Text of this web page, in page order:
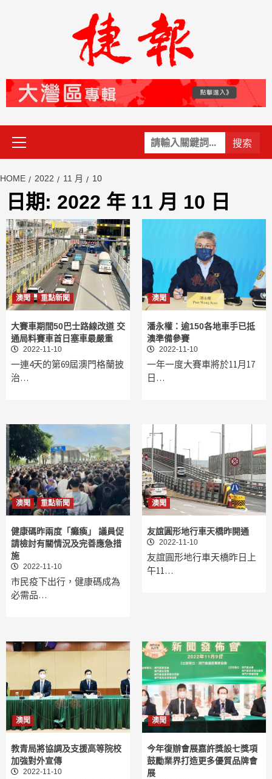
關
鍵
Primary
Menu
HOME 2022 11 月 10
日期: 2022 年 11 月 10 日
澳聞 重點新聞
大賽車期間50巴士路線改道 交
通局料賽車首日塞車最嚴重
2022-11-10
一連4天的第69屆澳門格蘭披
治…
澳聞
潘永權：逾150各地車手已抵
澳準備參賽
2022-11-10
一年一度大賽車將於11月17
日…
澳聞 重點新聞
健康碼昨兩度「癱瘓」 議員促
請檢討有關情況及完善應急措
施
2022-11-10
市民疫下出行，健康碼成為
必需品…
澳聞
友誼圓形地行車天橋昨開通
2022-11-10
友誼圓形地行車天橋昨日上
午11…
澳聞
教青局將協調及支援高等院校
加強對外宣傳
2022-11-10
澳聞
今年復辦會展嘉許獎設七獎項
鼓勵業界打造更多優質品牌會
展